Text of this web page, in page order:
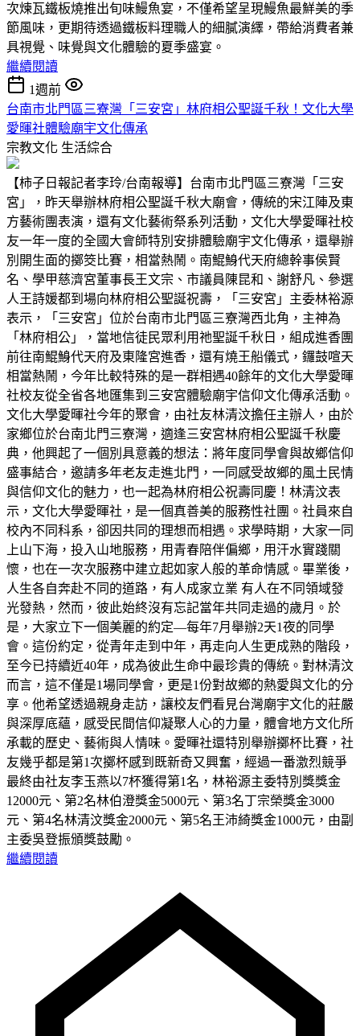
次煉瓦鐵板燒推出旬味鰻魚宴，不僅希望呈現鰻魚最鮮美的季
節風味，更期待透過鐵板料理職人的細膩演繹，帶給消費者兼
具視覺、味覺與文化體驗的夏季盛宴。
繼續閱讀
1週前
台南市北門區三寮灣「三安宮」林府相公聖誕千秋！文化大學
愛暉社體驗廟宇文化傳承
宗教文化 生活綜合
【柿子日報記者李玲/台南報導】台南市北門區三寮灣「三安
宮」，昨天舉辦林府相公聖誕千秋大廟會，傳統的宋江陣及東
方藝術團表演，還有文化藝術祭系列活動，文化大學愛暉社校
友一年一度的全國大會師特別安排體驗廟宇文化傳承，還舉辦
別開生面的擲筊比賽，相當熱鬧。南鯤鯓代天府總幹事侯賢
名、學甲慈濟宮董事長王文宗、市議員陳昆和、謝舒凡、參選
人王詩媛都到場向林府相公聖誕祝壽，「三安宮」主委林裕源
表示，「三安宮」位於台南市北門區三寮灣西北角，主神為
「林府相公」，當地信徒民眾利用祂聖誕千秋日，組成進香團
前往南鯤鯓代天府及東隆宮進香，還有燒王船儀式，鑼鼓喧天
相當熱鬧，今年比較特殊的是一群相遇40餘年的文化大學愛暉
社校友從全省各地匯集到三安宮體驗廟宇信仰文化傳承活動。
文化大學愛暉社今年的聚會，由社友林清汶擔任主辦人，由於
家鄉位於台南北門三寮灣，適逢三安宮林府相公聖誕千秋慶
典，他興起了一個別具意義的想法：將年度同學會與故鄉信仰
盛事結合，邀請多年老友走進北門，一同感受故鄉的風土民情
與信仰文化的魅力，也一起為林府相公祝壽同慶！林清汶表
示，文化大學愛暉社，是一個真善美的服務性社團。社員來自
校內不同科系，卻因共同的理想而相遇。求學時期，大家一同
上山下海，投入山地服務，用青春陪伴偏鄉，用汗水實踐關
懷，也在一次次服務中建立起如家人般的革命情感。畢業後，
人生各自奔赴不同的道路，有人成家立業 有人在不同領域發
光發熱，然而，彼此始終沒有忘記當年共同走過的歲月。於
是，大家立下一個美麗的約定—每年7月舉辦2天1夜的同學
會。這份約定，從青年走到中年，再走向人生更成熟的階段，
至今已持續近40年，成為彼此生命中最珍貴的傳統。對林清汶
而言，這不僅是1場同學會，更是1份對故鄉的熱愛與文化的分
享。他希望透過親身走訪，讓校友們看見台灣廟宇文化的莊嚴
與深厚底蘊，感受民間信仰凝聚人心的力量，體會地方文化所
承載的歷史、藝術與人情味。愛暉社還特別舉辦擲杯比賽，社
友幾乎都是第1次擲杯感到既新奇又興奮，經過一番激烈競爭
最終由社友李玉燕以7杯獲得第1名，林裕源主委特別獎獎金
12000元、第2名林伯澄獎金5000元、第3名丁宗榮獎金3000
元、第4名林清汶獎金2000元、第5名王沛綺獎金1000元，由副
主委吳登振頒獎鼓勵。
繼續閱讀